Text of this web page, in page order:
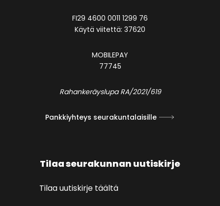
FI29 4600 0011 1299 76
Käytä viitettä: 37620
MOBILEPAY
77745
Rahankeräyslupa RA/2021/619
Pankkiyhteys seurakuntalaisille
Tilaa seurakunnan uutiskirje
Tilaa uutiskirje täältä